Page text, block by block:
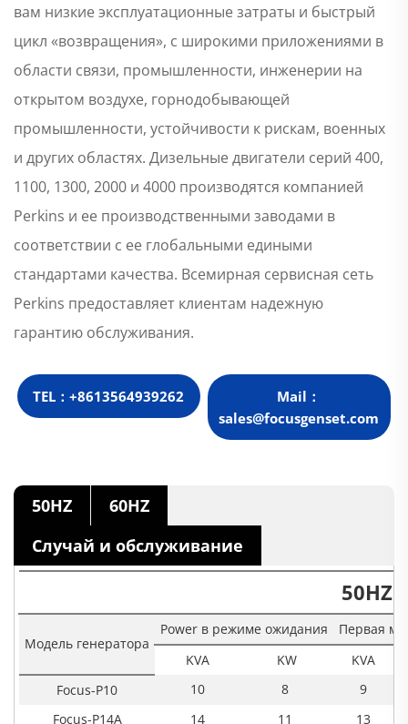
вам низкие эксплуатационные затраты и быстрый
цикл «возвращения», с широкими приложениями в
области связи, промышленности, инженерии на
открытом воздухе, горнодобывающей
промышленности, устойчивости к рискам, военных
и других областях. Дизельные двигатели серий 400,
1100, 1300, 2000 и 4000 производятся компанией
Perkins и ее производственными заводами в
соответствии с ее глобальными едиными
стандартами качества. Всемирная сервисная сеть
Perkins предоставляет клиентам надежную
гарантию обслуживания.
TEL：+8613564939262
Mail：
sales@focusgenset.com
50HZ
60HZ
Случай и обслуживание
50HZ
Модель генератора
Power в режиме ожидания
Первая
KVA
KW
KVA
Focus-P10
10 8
9
Focus-P14A
14 11
13